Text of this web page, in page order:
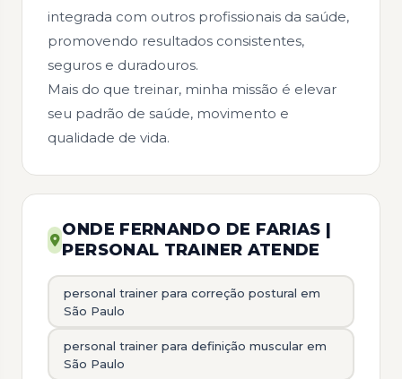
integrada com outros profissionais da saúde,
promovendo resultados consistentes,
seguros e duradouros.
Mais do que treinar, minha missão é elevar
seu padrão de saúde, movimento e
qualidade de vida.
ONDE FERNANDO DE FARIAS |
PERSONAL TRAINER ATENDE
personal trainer para correção postural em
São Paulo
personal trainer para definição muscular em
São Paulo